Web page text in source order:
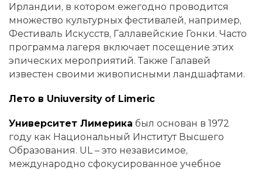
Ирландии, в котором ежегодно проводится
множество культурных фестивалей, например,
Фестиваль Искусств, Галлавейские Гонки. Часто
программа лагеря включает посещение этих
эпических мероприятий. Также Галавей
известен своими живописными ландшафтами.
Лето в Uniuversity of Limeric
Университет Лимерика был основан в 1972
году как Национальный Институт Высшего
Образования. UL – это независимое,
международно сфокусированное учебное